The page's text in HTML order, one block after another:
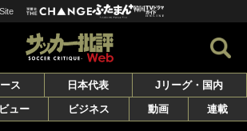
ス 日本代表
Jリーグ・国内
ュー ビジネス 動画 連載